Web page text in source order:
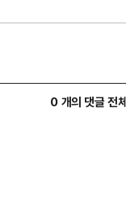
0 개의 댓글 전